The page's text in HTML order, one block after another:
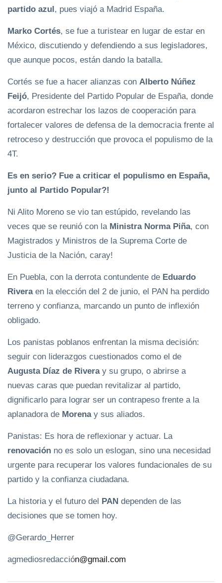
partido azul, pues viajó a Madrid España.
Marko Cortés, se fue a turistear en lugar de estar en
México, discutiendo y defendiendo a sus legisladores,
que aunque pocos, están dando la batalla.
Cortés se fue a hacer alianzas con Alberto Núñez
Feijó, Presidente del Partido Popular de España, donde
acordaron estrechar los lazos de cooperación para
fortalecer valores de defensa de la democracia frente al
retroceso y destrucción que provoca el populismo de la
4T.
Es en serio? Fue a criticar el populismo en España,
junto al Partido Popular?!
Ni Alito Moreno se vio tan estúpido, revelando las
veces que se reunió con la Ministra Norma Piña, con
Magistrados y Ministros de la Suprema Corte de
Justicia de la Nación, caray!
En Puebla, con la derrota contundente de Eduardo
Riveraen la elección del 2 de junio, el PAN ha perdido
terreno y confianza, marcando un punto de inflexión
obligado.
Los panistas poblanos enfrentan la misma decisión:
seguir con liderazgos cuestionados como el de
Augusta Díaz de Riveray su grupo, o abrirse a
nuevas caras que puedan revitalizar al partido,
dignificarlo para lograr ser un contrapeso frente a la
aplanadora de Morenay sus aliados.
Panistas: Es hora de reflexionar y actuar. La
renovación no es solo un eslogan, sino una necesidad
urgente para recuperar los valores fundacionales de su
partido y la confianza ciudadana.
La historia y el futuro del PAN dependen de las
decisiones que se tomen hoy.
@Gerardo_Herrer
agmediosredacción@gmail.com